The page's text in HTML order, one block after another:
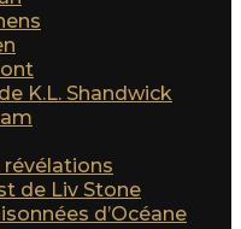
K.L. Shandwick
révélations
de Liv Stone
d’Océane